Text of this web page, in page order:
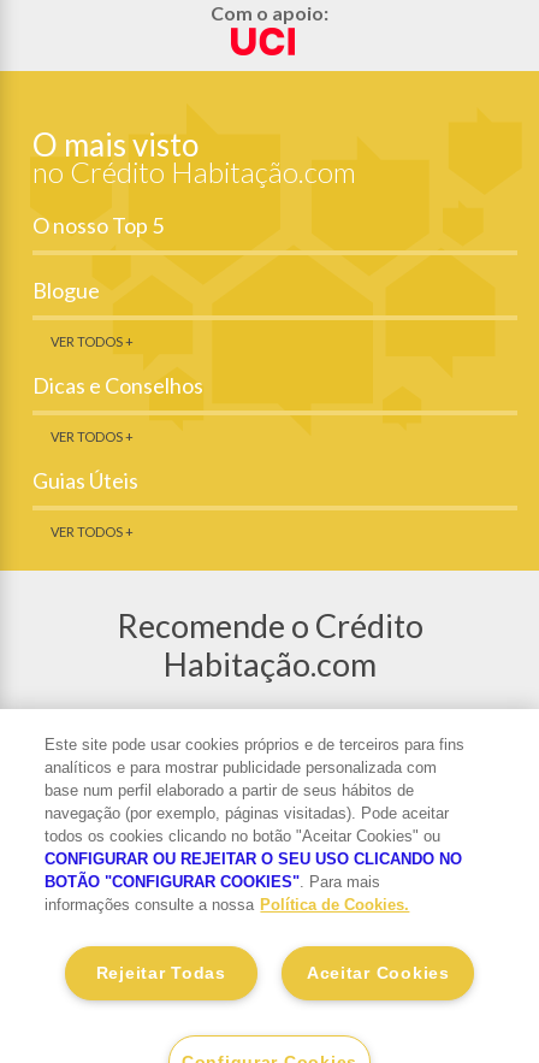
Com o apoio:
O mais visto
no Crédito Habitação.com
O nosso Top 5
Blogue
VER TODOS +
Dicas e Conselhos
VER TODOS +
Guias Úteis
VER TODOS +
Recomende o Crédito
Habitação.com
Partilhe o Crédito Habitação nas redes
sociais ou recomende o site a um amigo.
Subscrever Newsletter
Tratamento de Dados PessoaisSaber mais
Este site pode usar cookies próprios e de terceiros para fins
analíticos e para mostrar publicidade personalizada com
base num perfil elaborado a partir de seus hábitos de
navegação (por exemplo, páginas visitadas). Pode aceitar
todos os cookies clicando no botão "Aceitar Cookies" ou
CONFIGURAR OU REJEITAR O SEU USO CLICANDO NO
BOTÃO "CONFIGURAR COOKIES". Para mais
informações consulte a nossa Política de Cookies.
Aceitar Cookies
Rejeitar Todas